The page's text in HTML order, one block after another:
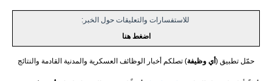
للاستفسارات والتعليقات حول الخبر:
اضغط هنا
حمّل تطبيق ( أي وظيفة) تصلكم أخبار الوظائف العسكرية والمدنية القادمة والنتائج